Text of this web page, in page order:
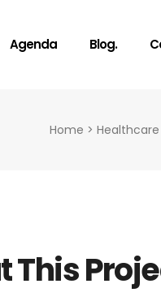
Agenda Blog.
Home >
This